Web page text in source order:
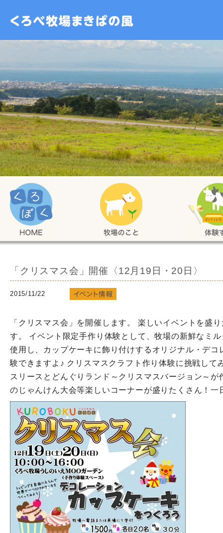
「クリスマス会」開催〈12月19日・20日〉
2015/11/22
「クリスマス会」を開催します。 楽しいイベントを盛
す。 イベント限定手作り体験として、牧場の新鮮なミ
使用し、カップケーキに飾り付けするオリジナル・デコ
験できますよ♪ クリスマスクラフト作り体験に挑戦して
スリースとどんぐりランド～クリスマスバージョン～が
のじゃんけん大会等楽しいコーナーが盛りたくさん！一